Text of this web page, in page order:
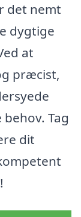
det nemt
dygtige
at
præcist,
Tag
dit